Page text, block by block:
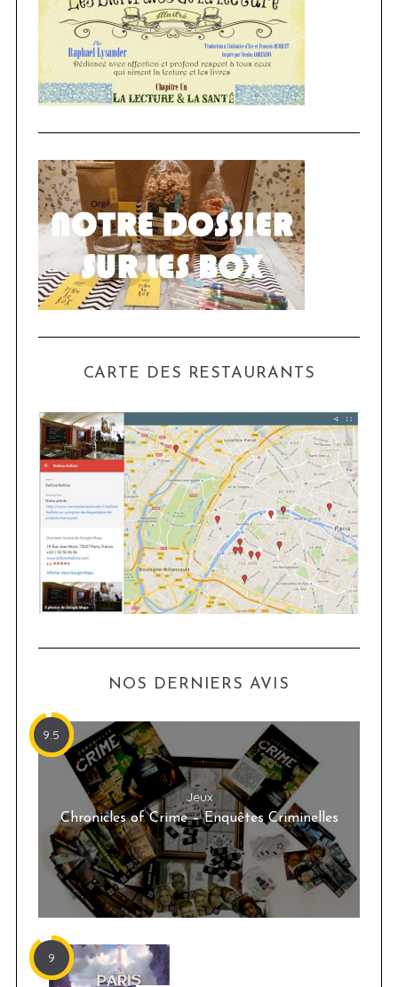
CARTE DES RESTAURANTS
NOS DERNIERS AVIS
9.5
Jeux
Chronicles of Crime – Enquêtes Criminelles
9